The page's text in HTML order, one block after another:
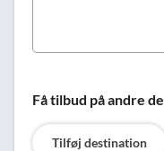
Få tilbud på andre
Tilføj destination